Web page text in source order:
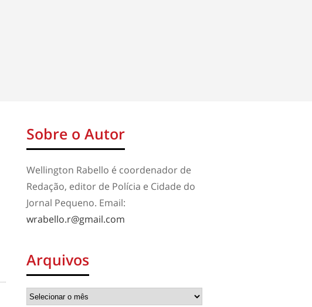
Sobre o Autor
Wellington Rabello é coordenador de
Redação, editor de Polícia e Cidade do
Jornal Pequeno. Email:
wrabello.r@gmail.com
Arquivos